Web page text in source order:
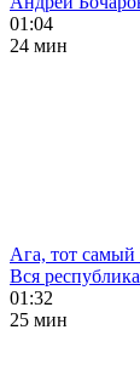
01:04
24 мин
Ага, тот самый
Вся
01:32
25 мин